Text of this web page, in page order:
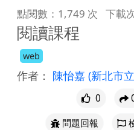
點閱數：1,749 次 下載
閱讀課程
web
作者： 陳怡嘉 (新北市
0
問題回報